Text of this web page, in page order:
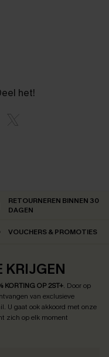
het!
RETOURNEREN BINNEN 30
DAGEN
VOUCHERS & PROMOTIES
KRIJGEN
KORTING OP 2ST+. Door op
van exclusieve
U gaat ook akkoord met onze
zich op elk moment